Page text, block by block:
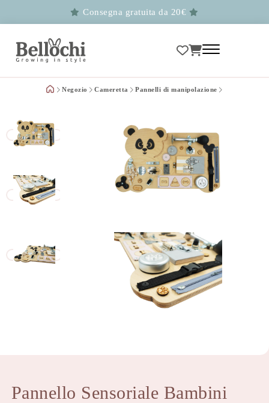
Consegna gratuita da 20€
Negozio Cameretta Pannelli di manipolazione
Pannello Sensoriale Bambini